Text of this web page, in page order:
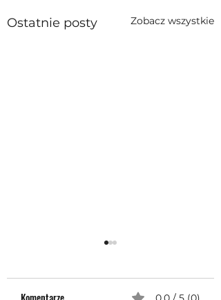
Ostatnie posty Zobacz wszystkie